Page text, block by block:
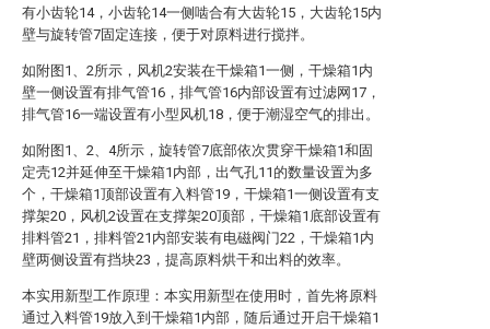
有小齿轮14，小齿轮14一侧啮合有大齿轮15，大齿轮15内
壁与旋转管7固定连接，便于对原料进行搅拌。
如附图1、2所示，风机2安装在干燥箱1一侧，干燥箱1内
壁一侧设置有排气管16，排气管16内部设置有过滤网17，
排气管16一端设置有小型风机18，便于潮湿空气的排出。
如附图1、2、4所示，旋转管7底部依次贯穿干燥箱1和固
定壳12并延伸至干燥箱1内部，出气孔11的数量设置为多
个，干燥箱1顶部设置有入料管19，干燥箱1一侧设置有支
撑架20，风机2设置在支撑架20顶部，干燥箱1底部设置有
排料管21，排料管21内部安装有电磁阀门22，干燥箱1内
壁两侧设置有挡块23，提高原料烘干和出料的效率。
本实用新型工作原理：本实用新型在使用时，首先将原料
通过入料管19放入到干燥箱1内部，随后通过开启干燥箱1